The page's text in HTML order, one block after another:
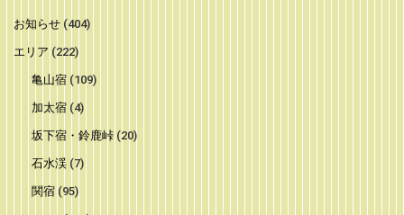
お知らせ (404)
エリア (222)
亀山宿(109)
加太宿(4)
坂下宿・鈴鹿峠(20)
石水渓(7)
関宿(95)